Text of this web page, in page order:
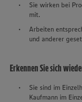
Sie wirken bei
mit.
Arbeiten
und anderer
Erkennen Sie sich
Sie sind im
Kaufmann im